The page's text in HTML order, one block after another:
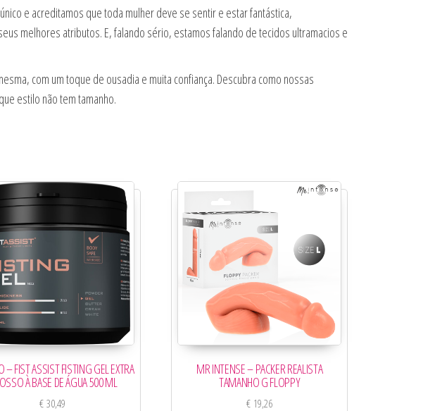
e acreditamos que toda mulher deve se sentir e estar fantástica,
melhores atributos. E, falando sério, estamos falando de tecidos ultramacios e
com um toque de ousadia e muita confiança. Descubra como nossas
estilo não tem tamanho.
– FIST ASSIST FISTING GEL EXTRA
À BASE DE ÁGUA 500 ML
€30,49
MR INTENSE – PACKER REALISTA
TAMANHO G FLOPPY
€ 19,26